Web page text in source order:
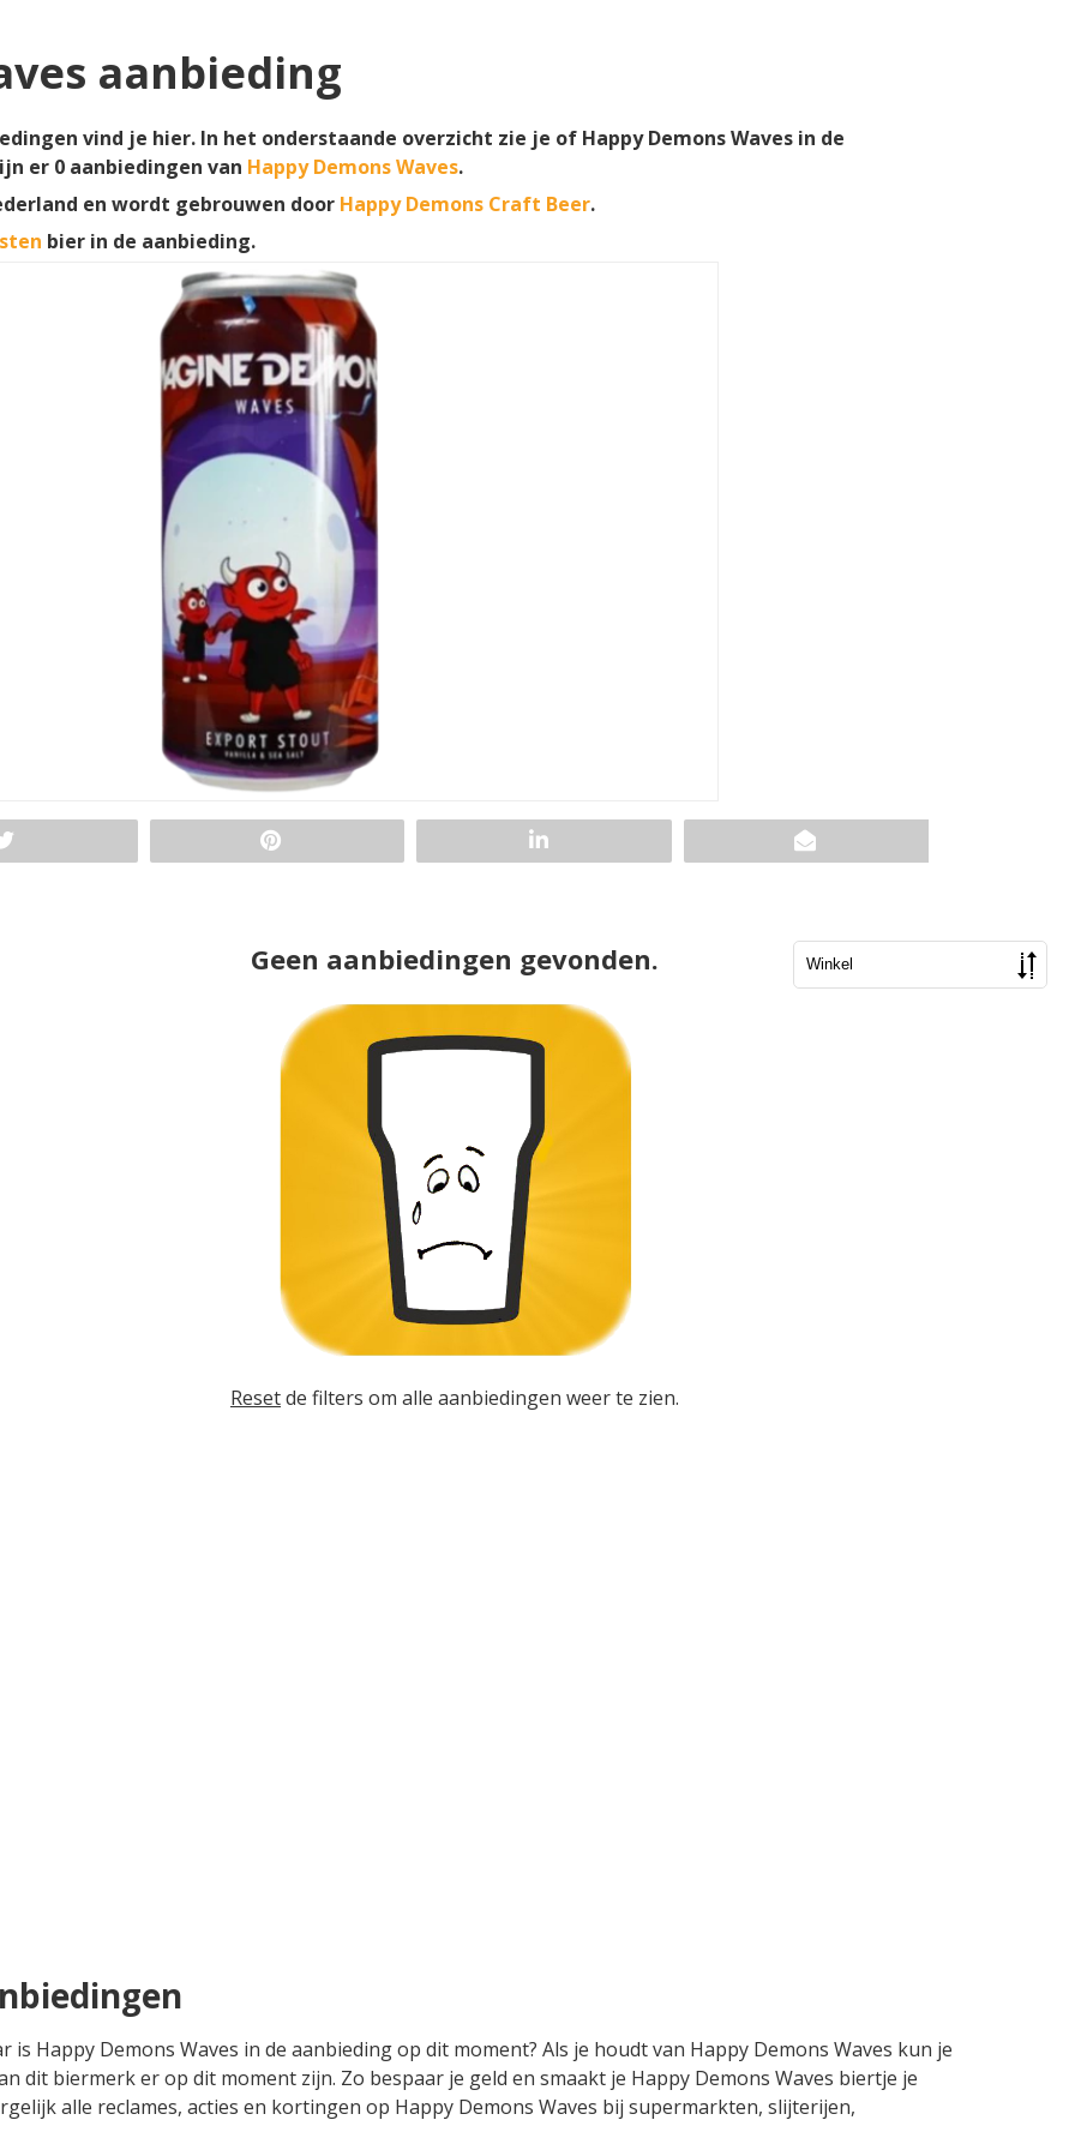
aanbieding
vind je hier. In het onderstaande overzicht zie je of Happy Demons Waves in de
er 0 aanbiedingen van Happy Demons Waves.
en wordt gebrouwen door Happy Demons Craft Beer.
bier in de aanbieding.
Geen aanbiedingen gevonden.
Resetde filters om alle aanbiedingen weer te zien.
Happy Demons Waves in de aanbieding op dit moment? Als je houdt van Happy Demons Waves kun je
dit biermerk er op dit moment zijn. Zo bespaar je geld en smaakt je Happy Demons Waves biertje je
alle reclames, acties en kortingen op Happy Demons Waves bij supermarkten, slijterijen,